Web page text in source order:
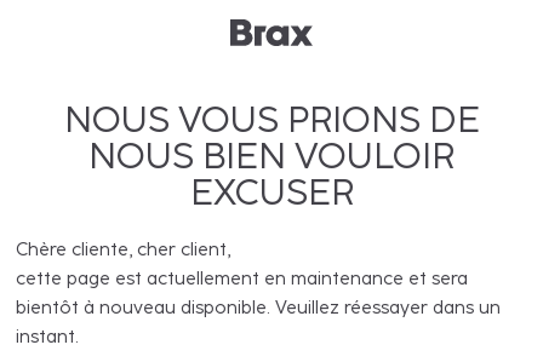
NOUS VOUS PRIONS DE
NOUS BIEN VOULOIR
EXCUSER
Chère cliente, cher client,
cette page est actuellement en maintenance et sera
bientôt à nouveau disponible. Veuillez réessayer dans un
instant.